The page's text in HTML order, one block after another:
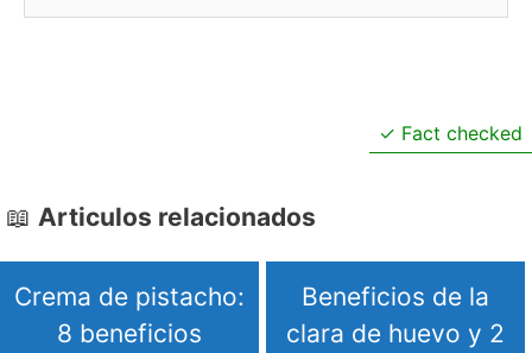
Fact checked
Articulos relacionados
Crema de pistacho:
8 beneficios
Beneficios de la
clara de huevo y 2